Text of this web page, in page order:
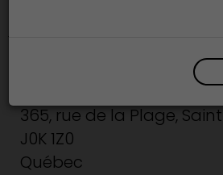
365, rue de la Plage,
J0K 1Z0
Québec